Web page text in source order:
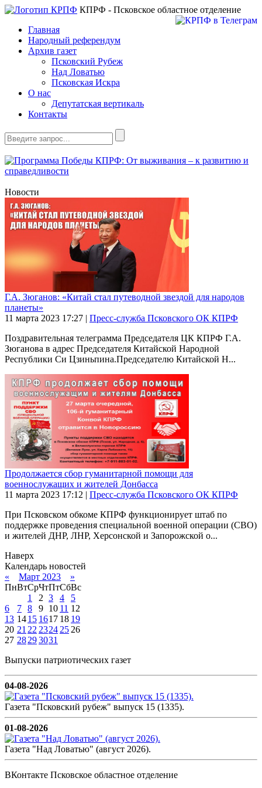
КПРФ - Псковское областное отделение
Главная
Народный референдум
Архив газет
Псковский Рубеж
Над Ловатью
Псковская Искра
О нас
Депутатская вертикаль
Контакты
Новости
Г.А. Зюганов: «Китай стал путеводной звездой для народов
планеты»
11 марта 2023 17:27 | Пресс-служба Псковского ОК КПРФ
Поздравительная телеграмма Председателя ЦК КПРФ Г.А.
Зюганова в адрес Председателя Китайской Народной
Республики Си Цзиньпина.Председателю Китайской Н...
Продолжается сбор гуманитарной помощи для
военнослужащих и жителей Донбасса
11 марта 2023 17:12 | Пресс-служба Псковского ОК КПРФ
При Псковском обкоме КПРФ функционирует штаб по
поддержке проведения специальной военной операции (СВО)
и жителей ДНР, ЛНР, Херсонской и Запорожской о...
Наверх
Календарь новостей
«
Март 2023
»
ПнВтСрЧтПтСбВс
1
2 3 4
5
6
7 8 9 10 11 12
13 1415 1617 18 19
20 21 22 2324 25 26
27 28293031
Выпуски патриотических газет
04-08-2026
Газета "Псковский рубеж" выпуск 15 (1335).
01-08-2026
Газета "Над Ловатью" (август 2026).
ВКонтакте Псковское областное отделение